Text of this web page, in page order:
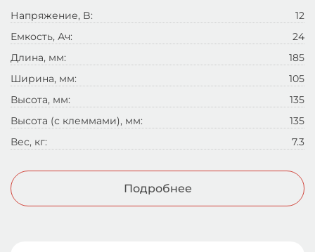
Напряжение, B:
12
Емкость, Ач:
24
Длина, мм:
185
Ширина, мм:
105
Высота, мм:
135
Высота (с клеммами), мм:
135
Вес, кг:
7.3
Подробнее